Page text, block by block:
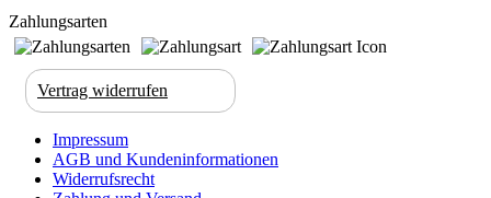
Zahlungsarten
Vertrag widerrufen
Impressum
AGB und Kundeninformationen
Widerrufsrecht